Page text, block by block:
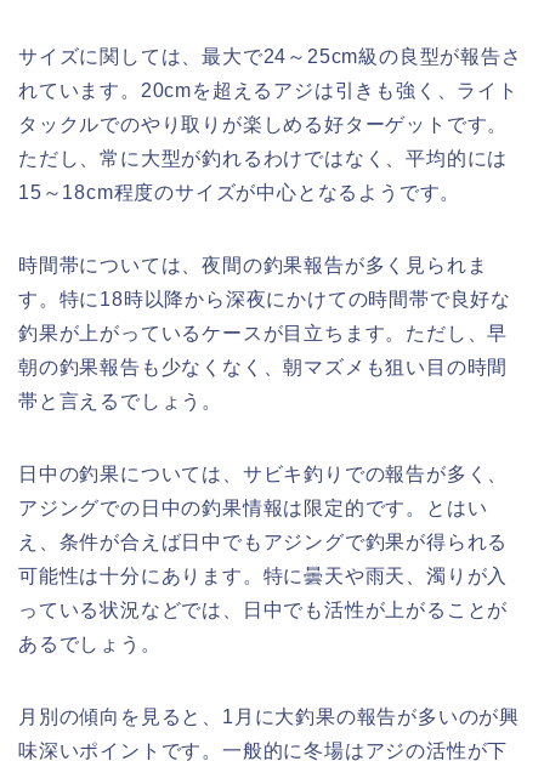
サイズに関しては、最大で24～25cm級の良型が報告さ
れています。20cmを超えるアジは引きも強く、ライト
タックルでのやり取りが楽しめる好ターゲットです。
ただし、常に大型が釣れるわけではなく、平均的には
15～18cm程度のサイズが中心となるようです。
時間帯については、夜間の釣果報告が多く見られま
す。特に18時以降から深夜にかけての時間帯で良好な
釣果が上がっているケースが目立ちます。ただし、早
朝の釣果報告も少なくなく、朝マズメも狙い目の時間
帯と言えるでしょう。
日中の釣果については、サビキ釣りでの報告が多く、
アジングでの日中の釣果情報は限定的です。とはい
え、条件が合えば日中でもアジングで釣果が得られる
可能性は十分にあります。特に曇天や雨天、濁りが入
っている状況などでは、日中でも活性が上がることが
あるでしょう。
月別の傾向を見ると、1月に大釣果の報告が多いのが興
味深いポイントです。一般的に冬場はアジの活性が下